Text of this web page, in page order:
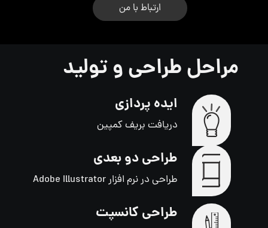
ارتباط با من
مراحل طراحی و تولید
ایده پردازی
دریافت بریف کمپین
طراحی کانسپت
طراحی دو بعدی
طراحی در نرم افزار Adobe Illustrator